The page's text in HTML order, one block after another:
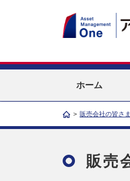
ホーム
> 販売会社の皆さ
販売